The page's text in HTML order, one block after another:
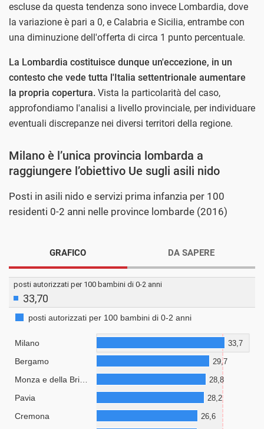
escluse da questa tendenza sono invece Lombardia, dove
la variazione è pari a 0, e Calabria e Sicilia, entrambe con
una diminuzione dell'offerta di circa 1 punto percentuale.
La Lombardia costituisce dunque un'eccezione, in un
contesto che vede tutta l'Italia settentrionale aumentare
la propria copertura. Vista la particolarità del caso,
approfondiamo l'analisi a livello provinciale, per individuare
eventuali discrepanze nei diversi territori della regione.
Milano è l’unica provincia lombarda a
raggiungere l’obiettivo Ue sugli asili nido
Posti in asili nido e servizi prima infanzia per 100
residenti 0-2 anni nelle province lombarde (2016)
GRAFICO DA SAPERE